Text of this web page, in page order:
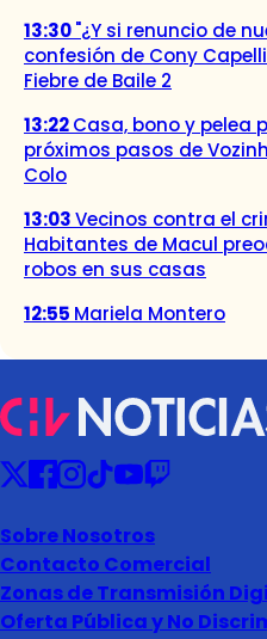
13:30"¿Y si renuncio de
confesión de Cony
Fiebre de Baile 2
13:22Casa, bono y pelea
próximos pasos de
Colo
13:03Vecinos contra el
Habitantes de Macul
robos en sus casas
12:55 Mariela Montero
Sobre Nosotros
Contacto Comercial
Zonas de Transmisión
Oferta Pública y No